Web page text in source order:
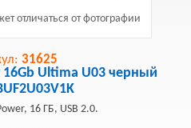
отличаться от фотографии
31625
Ultima U03 черный
16 ГБ, USB 2.0.